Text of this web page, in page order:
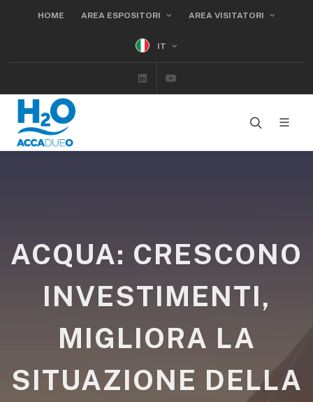
HOME AREA ESPOSITORI AREA VISITATORI
IT
Linkedin
ACQUA: CRESCONO
INVESTIMENTI,
MIGLIORA LA
SITUAZIONE DELLA